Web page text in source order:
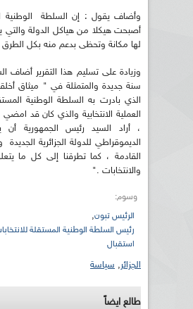
وأضاف يقول : إن السلطة الوطنية
أصبحت هيكلا من هياكل الدولة والتي
لها مكانة وتحظى بدعم منه بكل الطرق
وزيادة على تسليم هذا التقرير أضاف
سنة جديدة والمتمثلة في " ميثاق
الذي بادرت به السلطة الوطنية
العملية الانتخابية والذي كان قد
، أراد السيد رئيس الجمهورية أن
الديموقراطي للدولة الجزائرية
القادمة ، كما تطرقنا إلى كل ما
والانتخابات ."
وسوم:
الرئيس تبون,
رئيس السلطة الوطنية المستقلة
استقبال
الجزائر, سياسة
طالع ايضاً